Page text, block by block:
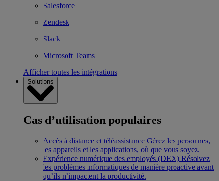
Salesforce
Zendesk
Slack
Microsoft Teams
Afficher toutes les intégrations
Solutions
Cas d’utilisation populaires
Accès à distance et téléassistance Gérez les personnes,
les appareils et les applications, où que vous soyez.
Expérience numérique des employés (DEX) Résolvez
les problèmes informatiques de manière proactive avant
qu’ils n’impactent la productivité.